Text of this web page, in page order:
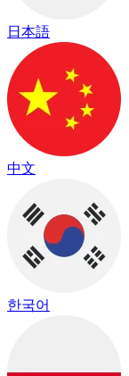
日本語
中文
한국어